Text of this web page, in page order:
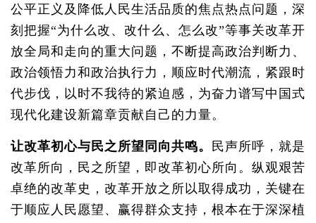
公平正义及降低人民生活品质的焦点热点问题，深
刻把握“为什么改、改什么、怎么改”等事关改革开
放全局和走向的重大问题，不断提高政治判断力、
政治领悟力和政治执行力，顺应时代潮流，紧跟时
代步伐，以时不我待的紧迫感，为奋力谱写中国式
现代化建设新篇章贡献自己的力量。
让改革初心与民之所望同向共鸣。 民声所呼，就是
改革所向，民之所望，即改革初心所向。纵观艰苦
卓绝的改革史，改革开放之所以取得成功，关键在
于顺应人民愿望、赢得群众支持，根本在于深深植